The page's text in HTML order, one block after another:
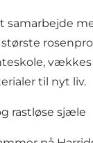
samarbejde
til nyt liv.
rastløse sjæle